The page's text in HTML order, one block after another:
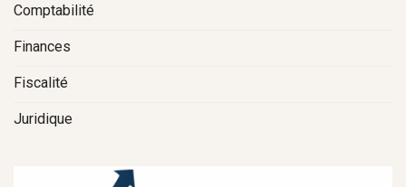
Comptabilité
Finances
Fiscalité
Juridique